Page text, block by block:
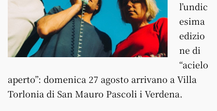
l’undic
esima
edizio
ne di
“acielo
aperto”: domenica 27 agosto arrivano a Villa
Torlonia di San Mauro Pascoli i Verdena.